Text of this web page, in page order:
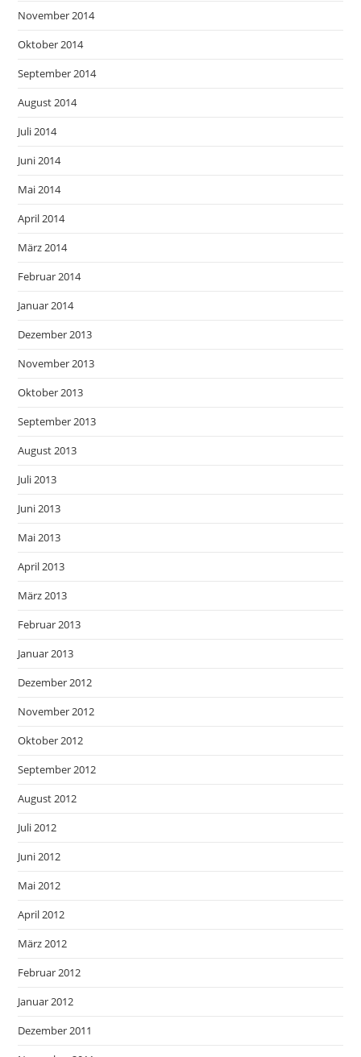
November 2014
Oktober 2014
September 2014
August 2014
Juli 2014
Juni 2014
Mai 2014
April 2014
März 2014
Februar 2014
Januar 2014
Dezember 2013
November 2013
Oktober 2013
September 2013
August 2013
Juli 2013
Juni 2013
Mai 2013
April 2013
März 2013
Februar 2013
Januar 2013
Dezember 2012
November 2012
Oktober 2012
September 2012
August 2012
Juli 2012
Juni 2012
Mai 2012
April 2012
März 2012
Februar 2012
Januar 2012
Dezember 2011